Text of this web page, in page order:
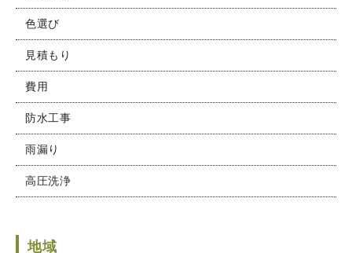
色選び
見積もり
費用
防水工事
雨漏り
高圧洗浄
地域